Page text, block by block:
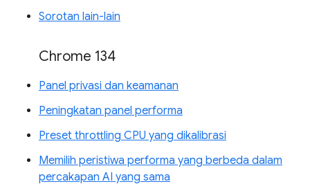
Sorotan lain-lain
Chrome 134
Panel privasi dan keamanan
Peningkatan panel performa
Preset throttling CPU yang dikalibrasi
Memilih peristiwa performa yang berbeda dalam
percakapan AI yang sama